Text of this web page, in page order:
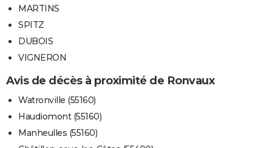
MARTINS
SPITZ
DUBOIS
VIGNERON
Avis de décès à proximité de Ronvaux
Watronville (55160)
Haudiomont (55160)
Manheulles (55160)